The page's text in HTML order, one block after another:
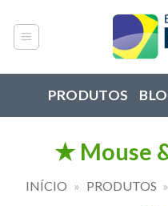
content
PRODUTOS
★ Mouse
INÍCIO » PRODUTOS »